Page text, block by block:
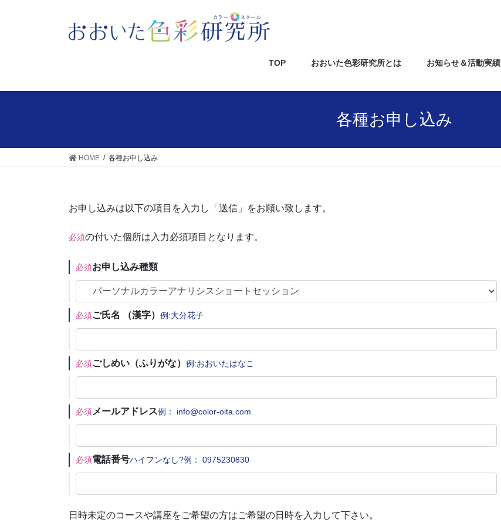
TOP おおいた色彩研究所とは お知らせ＆活動実績
各種お申し込み
HOME 各種お申し込み
お申し込みは以下の項目を入力し「送信」をお願い致します。
必須の付いた個所は入力必須項目となります。
必須お申し込み種類
必須ご氏名 （漢字） 例:大分花子
必須ごしめい（ふりがな） 例:おおいたはなこ
必須メールアドレス例： info@color-oita.com
必須電話番号ハイフンなし?例： 0975230830
日時未定のコースや講座をご希望の方はご希望の日時を入力して下さい。